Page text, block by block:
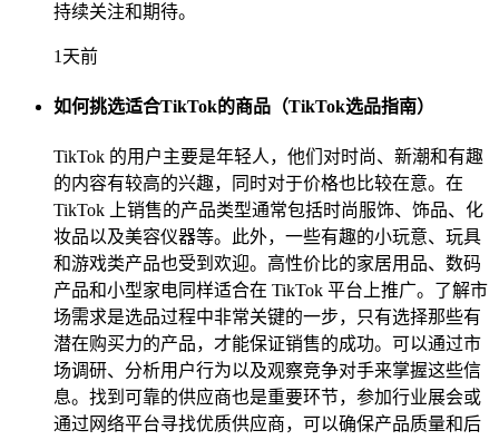
持续关注和期待。
1天前
如何挑选适合TikTok的商品（TikTok选品指南）
TikTok 的用户主要是年轻人，他们对时尚、新潮和有趣
的内容有较高的兴趣，同时对于价格也比较在意。在
TikTok 上销售的产品类型通常包括时尚服饰、饰品、化
妆品以及美容仪器等。此外，一些有趣的小玩意、玩具
和游戏类产品也受到欢迎。高性价比的家居用品、数码
产品和小型家电同样适合在 TikTok 平台上推广。了解市
场需求是选品过程中非常关键的一步，只有选择那些有
潜在购买力的产品，才能保证销售的成功。可以通过市
场调研、分析用户行为以及观察竞争对手来掌握这些信
息。找到可靠的供应商也是重要环节，参加行业展会或
通过网络平台寻找优质供应商，可以确保产品质量和后